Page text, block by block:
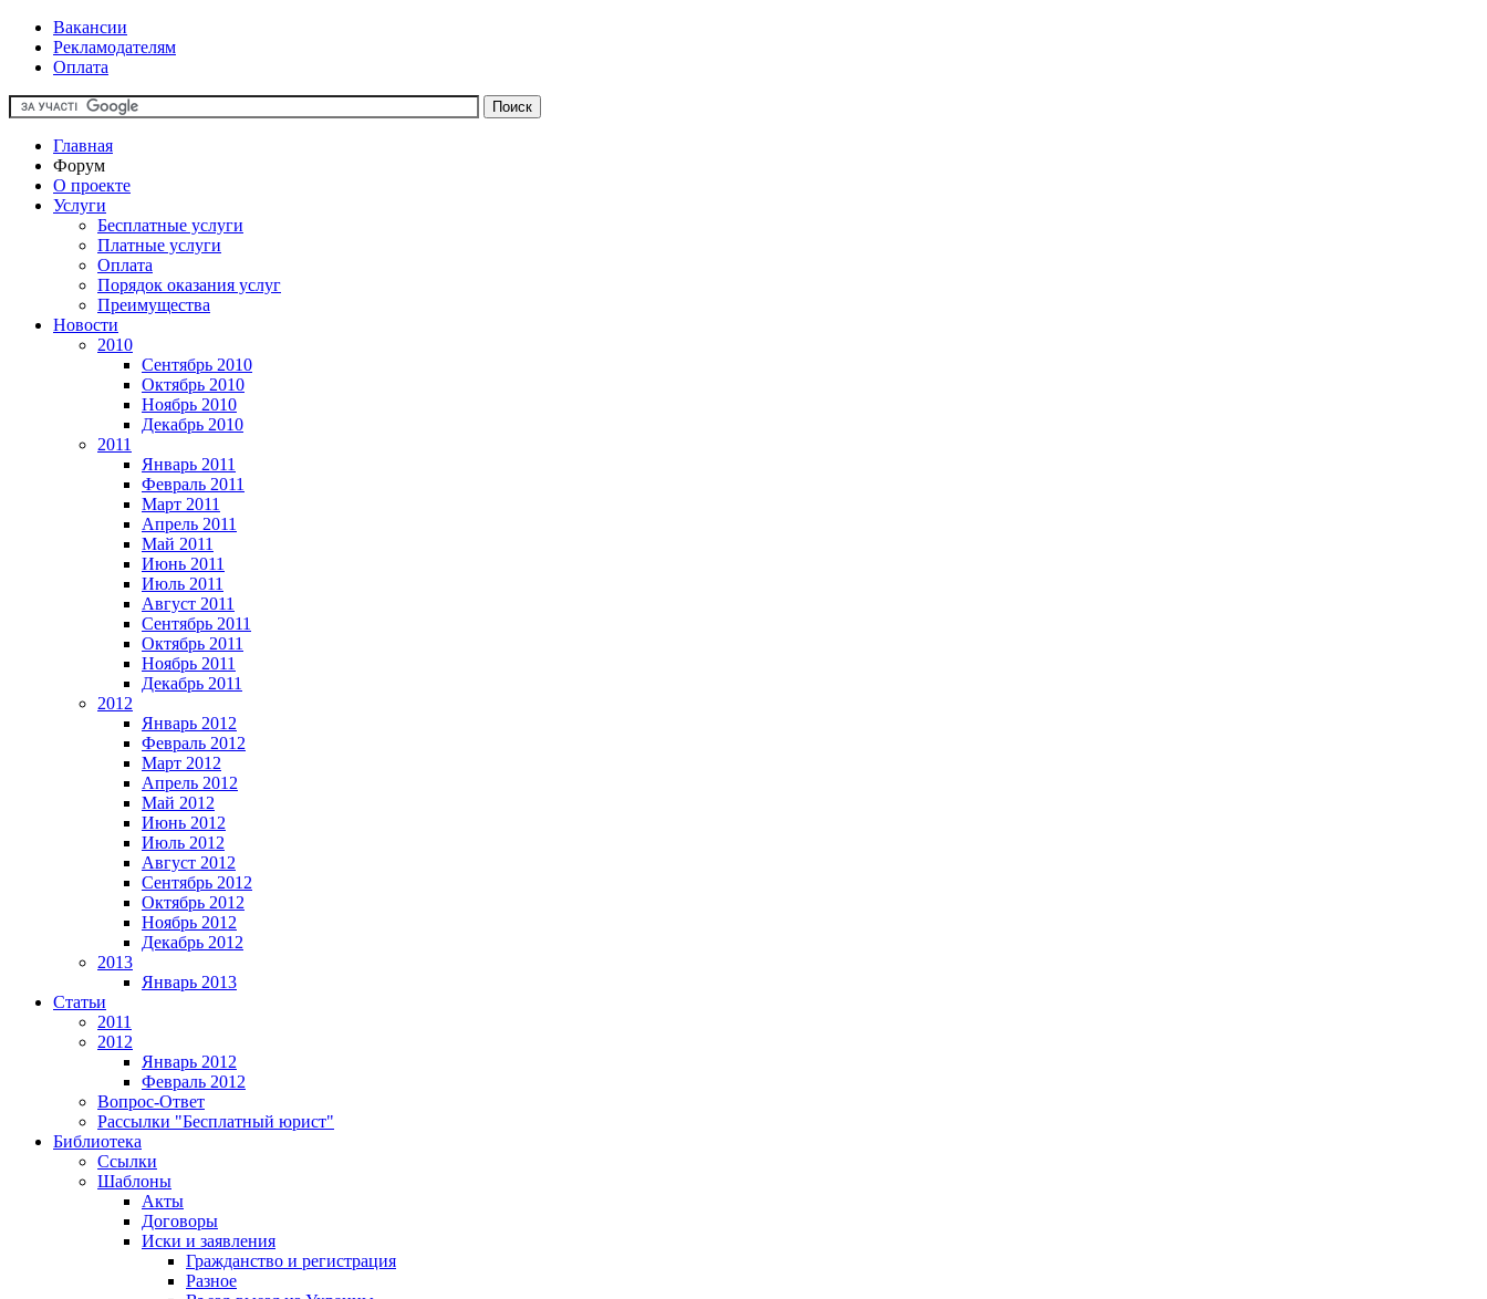
Вакансии
Рекламодателям
Оплата
Главная
Форум
О проекте
Услуги
Бесплатные услуги
Платные услуги
Оплата
Порядок оказания услуг
Преимущества
Новости
2010
Сентябрь 2010
Октябрь 2010
Ноябрь 2010
Декабрь 2010
2011
Январь 2011
Февраль 2011
Март 2011
Апрель 2011
Май 2011
Июнь 2011
Июль 2011
Август 2011
Сентябрь 2011
Октябрь 2011
Ноябрь 2011
Декабрь 2011
2012
Январь 2012
Февраль 2012
Март 2012
Апрель 2012
Май 2012
Июнь 2012
Июль 2012
Август 2012
Сентябрь 2012
Октябрь 2012
Ноябрь 2012
Декабрь 2012
2013
Январь 2013
Статьи
2011
2012
Январь 2012
Февраль 2012
Вопрос-Ответ
Рассылки "Бесплатный юрист"
Библиотека
Ссылки
Шаблоны
Акты
Договоры
Иски и заявления
Гражданство и регистрация
Разное